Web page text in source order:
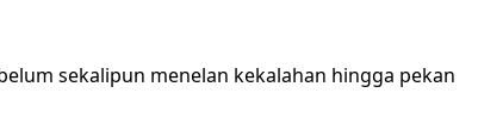
sekalipun menelan kekalahan hingga pekan